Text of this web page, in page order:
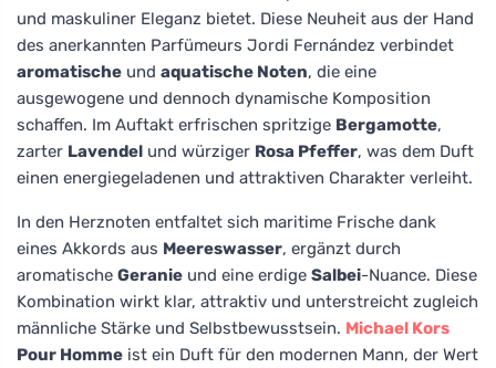
und maskuliner Eleganz bietet. Diese Neuheit aus der Hand
des anerkannten Parfümeurs Jordi Fernández verbindet
aromatische und aquatische Noten, die eine
ausgewogene und dennoch dynamische Komposition
schaffen. Im Auftakt erfrischen spritzige Bergamotte,
zarter Lavendel und würziger Rosa Pfeffer, was dem Duft
einen energiegeladenen und attraktiven Charakter verleiht.
In den Herznoten entfaltet sich maritime Frische dank
eines Akkords aus Meereswasser, ergänzt durch
aromatische Geranie und eine erdige Salbei-Nuance. Diese
Kombination wirkt klar, attraktiv und unterstreicht zugleich
männliche Stärke und Selbstbewusstsein. Michael Kors
Pour Homme ist ein Duft für den modernen Mann, der Wert